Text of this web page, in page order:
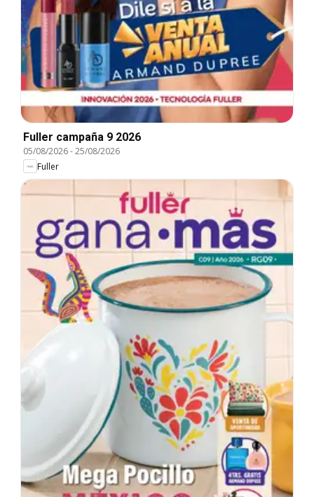
Fuller campaña 9 2026
05/08/2026-25/08/2026
Fuller